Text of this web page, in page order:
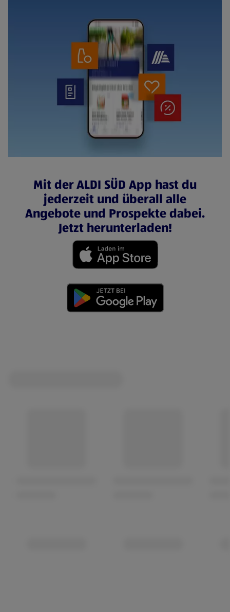
Mit der ALDI SÜD App hast du
jederzeit und überall alle
Angebote und Prospekte dabei.
Jetzt herunterladen!